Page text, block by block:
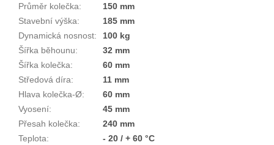
Průměr kolečka:
150 mm
Stavební výška:
185 mm
Dynamická nosnost:
100 kg
Šířka běhounu:
32 mm
Šířka kolečka:
60 mm
Středová díra:
11 mm
Hlava kolečka-Ø:
60 mm
Vyosení:
45 mm
Přesah kolečka:
240 mm
Teplota:
- 20 / + 60 °C